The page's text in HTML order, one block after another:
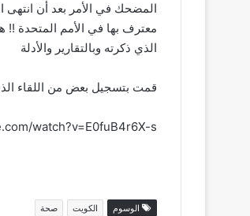
المضحك في الأمر بعد أن انتهى
معترف بها في الأمم المتحدة !!
الذي ذكرته وبالتقارير والأدلة
قمت بتسجيل بعض من اللقاء
watch?v=E0fuB4r6X-s
الوسوم الكويت صحة